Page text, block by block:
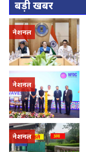
बड़ी खबर
नेशनल
नेशनल
नेशनल